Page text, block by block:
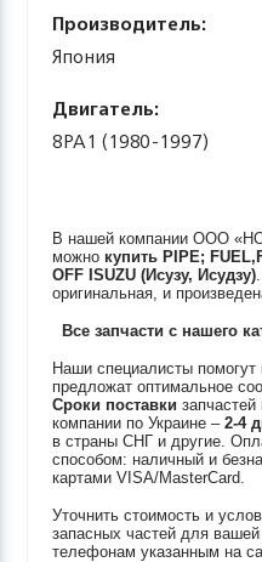
Производитель:
Япония
Двигатель:
8PA1 (1980-1997)
В нашей компании ООО
можно купить PIPE;
OFF ISUZU (Исузу, Исудзу)
оригинальная, и
Все запчасти с нашего
Наши специалисты помогут
предложат оптимальное
Сроки поставки
компании по Украине –2-4
в страны СНГ и другие.
способом: наличный и
картами VISA/MasterCard.
Уточнить стоимость и
запасных частей для
телефонам указанным на